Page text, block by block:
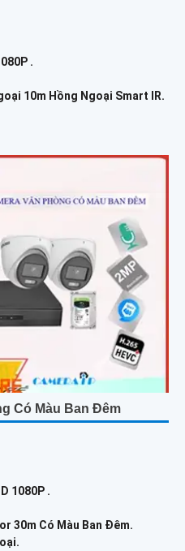
.
10m Hồng Ngoại Smart IR.
Có Màu Ban Đêm
1080P .
30m Có Màu Ban Ðêm.